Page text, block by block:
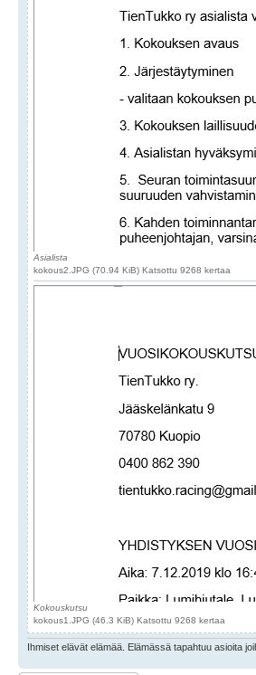
Asialista
kokous2.JPG (70.94 KiB) Katsottu 9268 kertaa
Kokouskutsu
kokous1.JPG (46.3 KiB) Katsottu 9268 kertaa
Ihmiset elävät elämää. Elämässä tapahtuu asioita